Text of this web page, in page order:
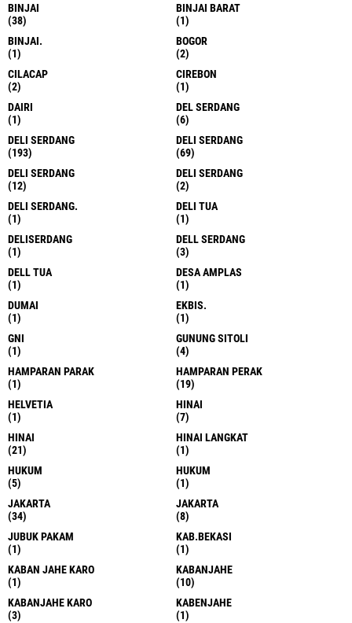
BINJAI
(38)
BINJAI BARAT
(1)
BINJAI.
(1)
BOGOR
(2)
CILACAP
(2)
CIREBON
(1)
DAIRI
(1)
DEL SERDANG
(6)
DELI SERDANG
(193)
DELI SERDANG
(69)
DELI SERDANG
(12)
DELI SERDANG
(2)
DELI SERDANG.
(1)
DELI TUA
(1)
DELISERDANG
(1)
DELL SERDANG
(3)
DELL TUA
(1)
DESA AMPLAS
(1)
DUMAI
(1)
EKBIS.
(1)
GNI
(1)
GUNUNG SITOLI
(4)
HAMPARAN PARAK
(1)
HAMPARAN PERAK
(19)
HELVETIA
(1)
HINAI
(7)
HINAI
(21)
HINAI LANGKAT
(1)
HUKUM
(5)
HUKUM
(1)
JAKARTA
(34)
JAKARTA
(8)
JUBUK PAKAM
(1)
KAB.BEKASI
(1)
KABAN JAHE KARO
(1)
KABANJAHE
(10)
KABANJAHE KARO
(3)
KABENJAHE
(1)